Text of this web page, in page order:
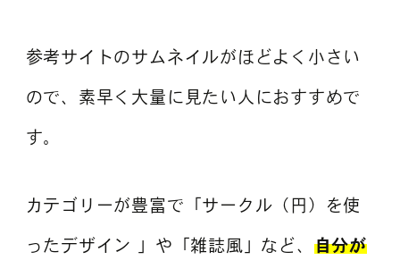
参考サイトのサムネイルがほどよく小さい
ので、素早く大量に見たい人におすすめで
す。
カテゴリーが豊富で「サークル（円）を使
ったデザイン 」や「雑誌風」など、 自分が